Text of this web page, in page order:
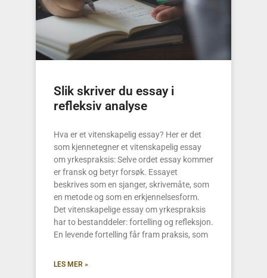
Slik skriver du essay i
refleksiv analyse
Hva er et vitenskapelig essay? Her er det
som kjennetegner et vitenskapelig essay
om yrkespraksis: Selve ordet essay kommer
er fransk og betyr forsøk. Essayet
beskrives som en sjanger, skrivemåte, som
en metode og som en erkjennelsesform.
Det vitenskapelige essay om yrkespraksis
har to bestanddeler: fortelling og refleksjon.
En levende fortelling får fram praksis, som
LES MER »